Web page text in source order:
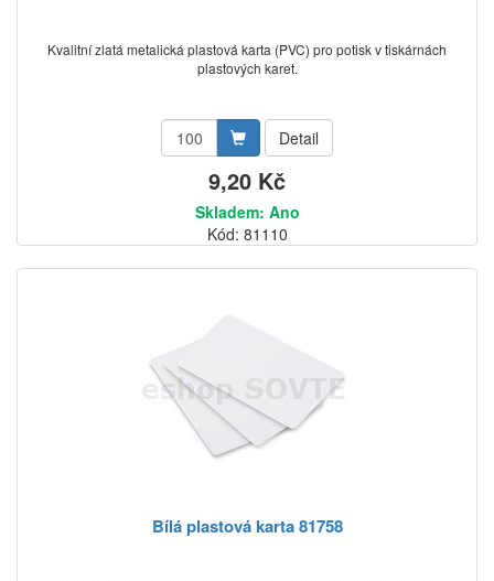
Kvalitní zlatá metalická plastová karta (PVC) pro potisk v tiskárnách
plastových karet.
Detail
9,20 Kč
Skladem: Ano
Kód: 81110
Bílá plastová karta 81758